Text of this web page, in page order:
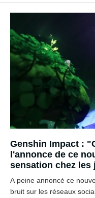
Genshin Impact :
l'annonce de ce
sensation chez les
A peine annoncé ce
bruit sur les réseaux